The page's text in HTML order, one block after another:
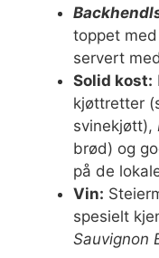
toppet
servert
Solid kost:
kjøttretter
svinekjøtt),
brød) og
på de
Vin:
spesielt
Sauvignon